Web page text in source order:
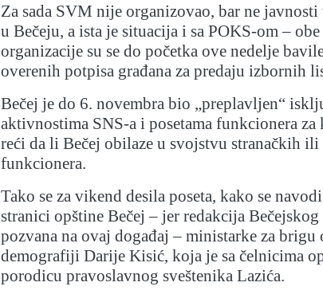
Za sada SVM nije organizovao, bar ne
u Bečeju, a ista je situacija i sa POKS-om –
organizacije su se do početka ove nedelje
overenih potpisa građana za predaju izbornih
Bečej je do 6. novembra bio „preplavljen“
aktivnostima SNS-a i posetama funkcionera za
reći da li Bečej obilaze u svojstvu stranačkih ili
funkcionera.
Tako se za vikend desila poseta, kako se
stranici opštine Bečej – jer redakcija
pozvana na ovaj događaj – ministarke za
demografiji Darije Kisić, koja je sa čelnicima
porodicu pravoslavnog sveštenika Lazića.